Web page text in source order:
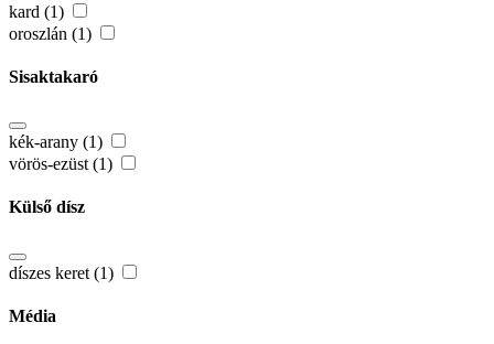
kard (1)
oroszlán (1)
Sisaktakaró
kék-arany (1)
vörös-ezüst (1)
Külső dísz
díszes keret (1)
Média